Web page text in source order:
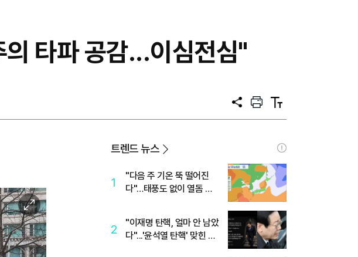
의 타파 공감...이심전심"
공
프
트
텍
트
이
미
지
트렌드 뉴스
1
"다음 주 기온 뚝 떨어진
다"…태풍도 없이 열돔 박
2
"이재명 탄핵, 얼마 안 남았
다"...'윤석열 탄핵' 맞힌 무